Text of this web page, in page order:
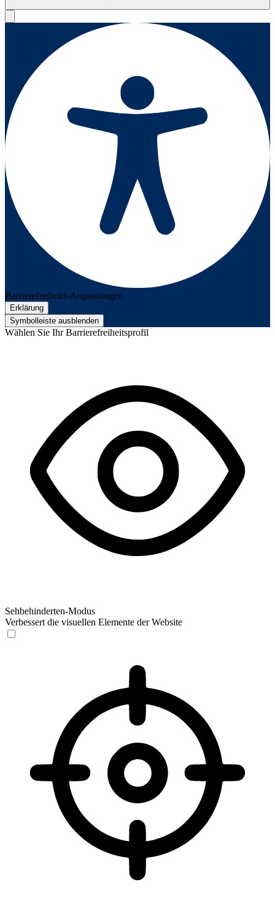
Barrierefreiheits-Anpassungen
Erklärung
Symbolleiste ausblenden
Wählen Sie Ihr Barrierefreiheitsprofil
Sehbehinderten-Modus
Verbessert die visuellen Elemente der Website